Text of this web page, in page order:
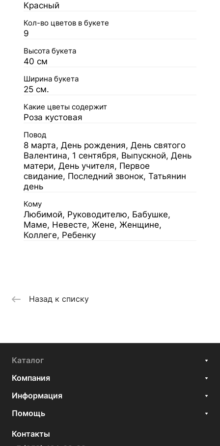
Красный
Кол-во цветов в букете
9
Высота букета
40 см
Ширина букета
25 см.
Какие цветы содержит
Роза кустовая
Повод
8 марта, День рождения, День святого
Валентина, 1 сентября, Выпускной, День
матери, День учителя, Первое
свидание, Последний звонок, Татьянин
день
Кому
Любимой, Руководителю, Бабушке,
Маме, Невесте, Жене, Женщине,
Коллеге, Ребенку
Назад к списку
Каталог
Компания
Информация
Помощь
Контакты